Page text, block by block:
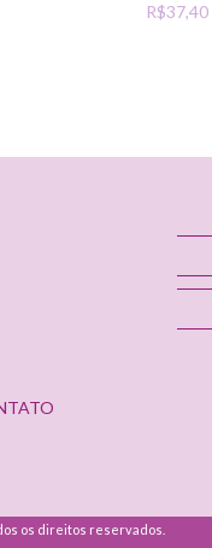
R$37,40
os direitos reservados.